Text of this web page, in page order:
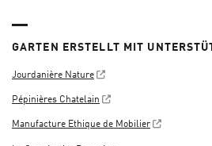
GARTEN ERSTELLT MIT
Jourdanière Nature
Pépinières Chatelain
Manufacture Ethique de Mobilier